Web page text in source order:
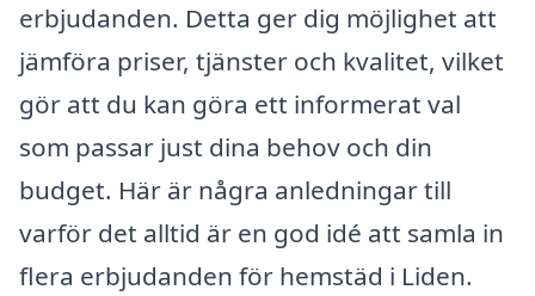
erbjudanden. Detta ger dig möjlighet att
jämföra priser, tjänster och kvalitet, vilket
gör att du kan göra ett informerat val
som passar just dina behov och din
budget. Här är några anledningar till
varför det alltid är en god idé att samla in
flera erbjudanden för hemstäd i Liden.